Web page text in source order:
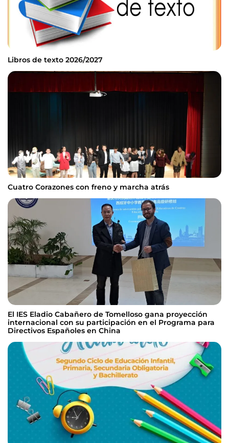
Libros de texto 2026/2027
Cuatro Corazones con freno y marcha atrás
El IES Eladio Cabañero de Tomelloso gana proyección
internacional con su participación en el Programa para
Directivos Españoles en China